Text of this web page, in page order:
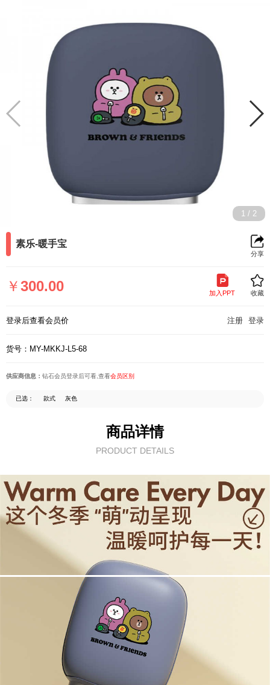
回
页
藏
1/ 2
素乐-暖手宝
分享
￥300.00 加入PPT 收藏
登录后查看会员价 注册 登录
货号：MY-MKKJ-L5-68
供应商信息： 钻石会员登录后可看,查看会员区别
已选： 款式 灰色
商品详情
PRODUCT DETAILS